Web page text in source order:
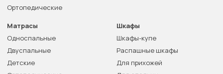
Ортопедические
Матрасы
Односпальные
Двуспальные
Детские
Шкафы
Шкафы-купе
Распашные шкафы
Для прихожей